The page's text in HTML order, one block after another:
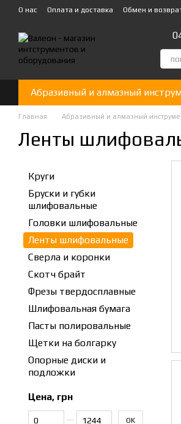
Перейти к основному контенту
О нас Оплата и доставка Обмен и
Абразивный и алмазный
Главная Абразивный и алмазный
Ленты
Круги
Бруски и губки
шлифовальные
Головки шлифовальные
Ленты шлифовальные
Сверла и коронки
Скотч брайт
Фрезы твердосплавные
Шлифовальная бумага
Пасты полировальные
Щетки на болгарку
Опорные диски и
подложки
Цена, грн
OK